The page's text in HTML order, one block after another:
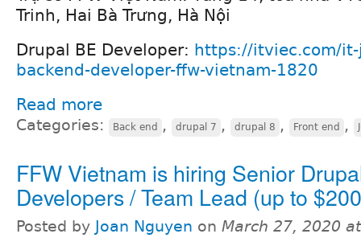
Trinh, Hai Bà Trưng, Hà Nội
Drupal BE Developer: https://itviec.com/
backend-developer-ffw-vietnam-1820
Read more
Categories: Back end , drupal 7 , drupal 8 , Front end ,
FFW Vietnam is hiring Senior
Developers / Team Lead (up to
Posted by Joan Nguyen on March 27, 2020